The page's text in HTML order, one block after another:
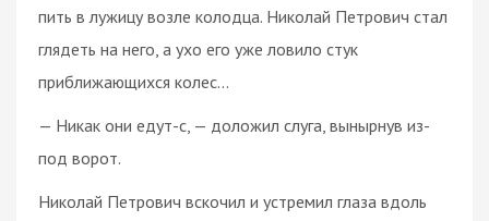
пить в лужицу возле колодца. Николай Петрович стал
глядеть на него, а ухо его уже ловило стук
приближающихся колес...
— Никак они едут-с, — доложил слуга, вынырнув из-
под ворот.
Николай Петрович вскочил и устремил глаза вдоль